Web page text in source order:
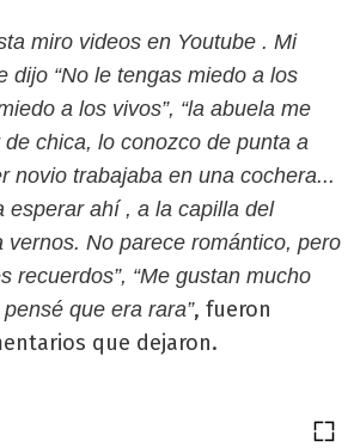
miro videos en Youtube . Mi
dijo “No le tengas miedo a los
a los vivos”, “la abuela me
chica, lo conozco de punta a
novio trabajaba en una cochera...
esperar ahí , a la capilla del
vernos. No parece romántico, pero
recuerdos”, “Me gustan mucho
que era rara”, fueron
que dejaron.